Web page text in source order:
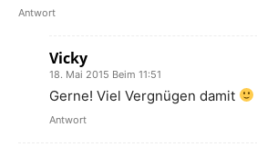
Antwort
Vicky
18. Mai 2015 Beim 11:51
Gerne! Viel Vergnügen damit
Antwort